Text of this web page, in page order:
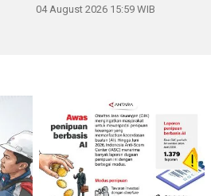
04 August 2026 15:59 WIB